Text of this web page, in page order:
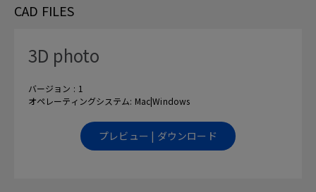
CAD FILES
3D photo
バージョン : 1
オペレーティングシステム: Mac|Windows
プレビュー | ダウンロード